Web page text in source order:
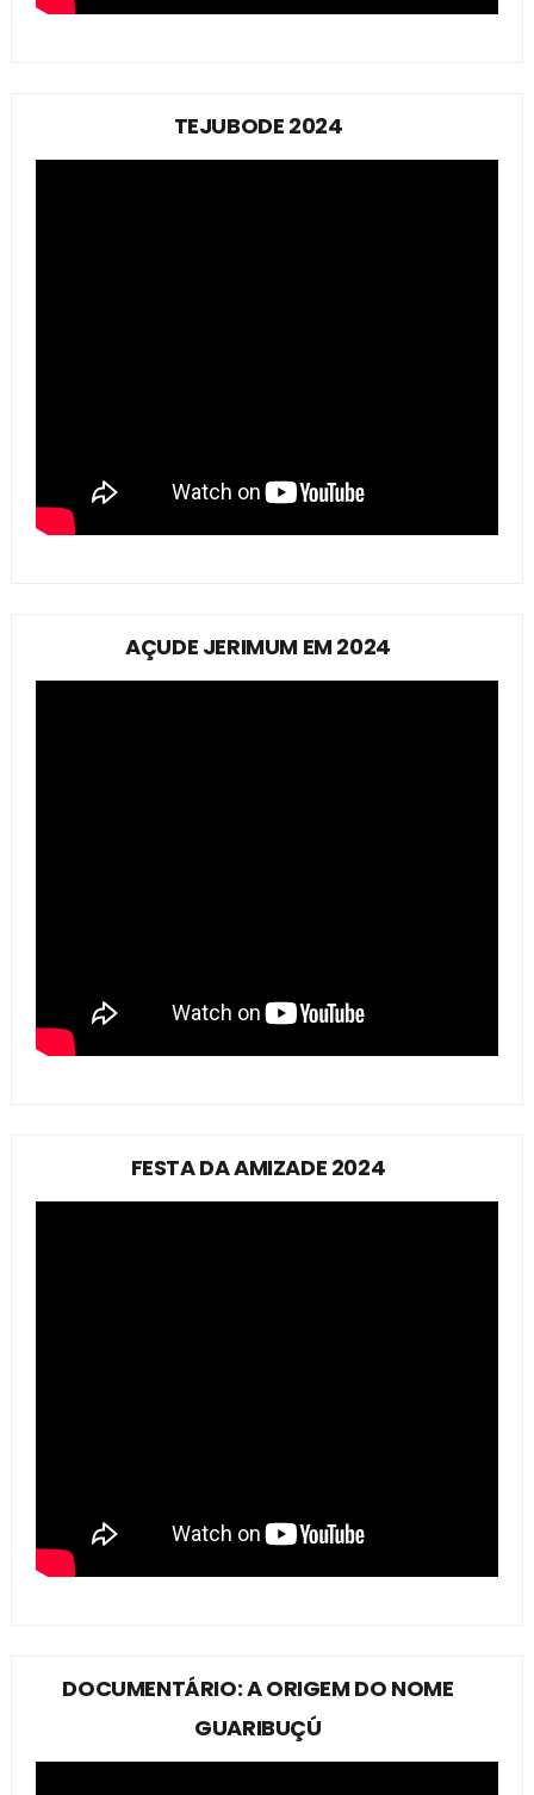
TEJUBODE 2024
AÇUDE JERIMUM EM 2024
FESTA DA AMIZADE 2024
DOCUMENTÁRIO: A ORIGEM DO NOME
GUARIBUÇÚ